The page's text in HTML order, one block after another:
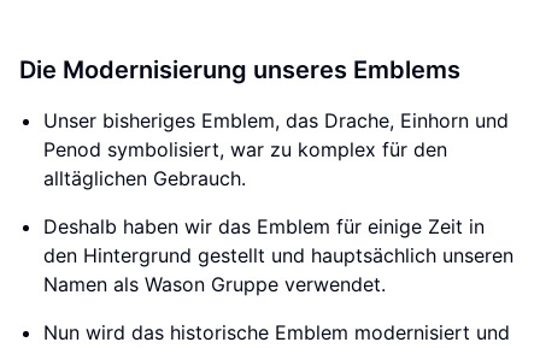
Die Modernisierung unseres Emblems
Unser bisheriges Emblem, das Drache, Einhorn und
Penod symbolisiert, war zu komplex für den
alltäglichen Gebrauch.
Deshalb haben wir das Emblem für einige Zeit in
den Hintergrund gestellt und hauptsächlich unseren
Namen als Wason Gruppe verwendet.
Nun wird das historische Emblem modernisiert und